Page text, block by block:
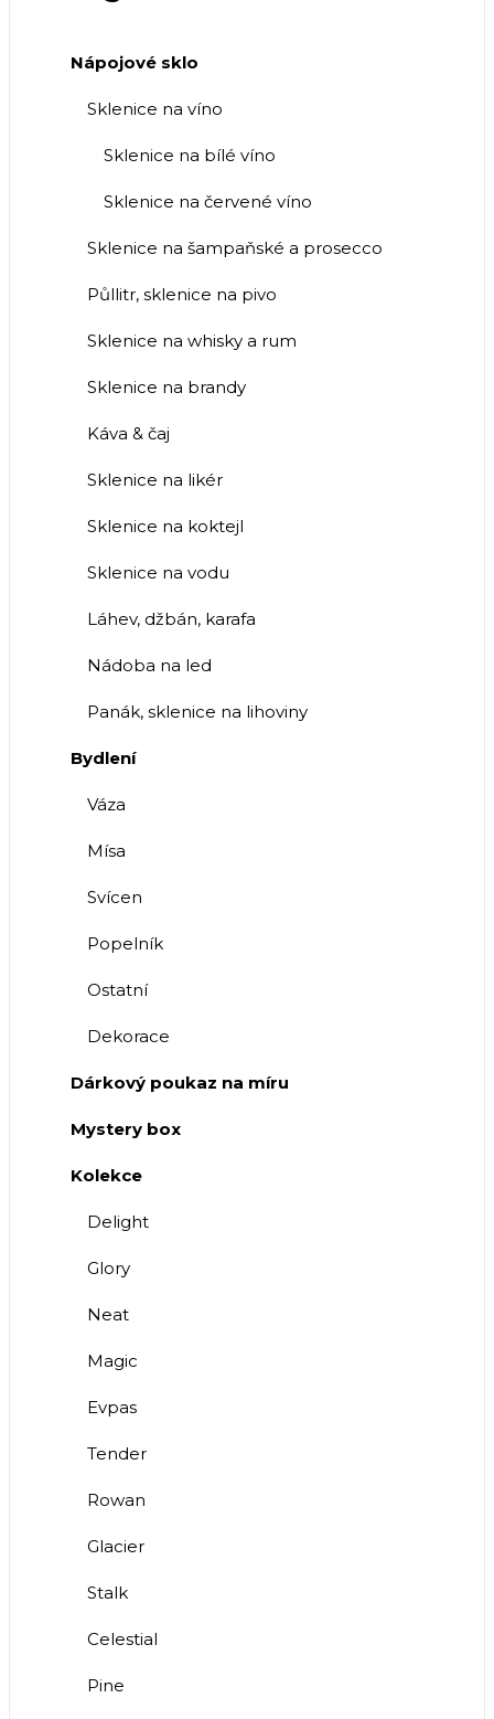
Nápojové sklo
Sklenice na víno
Sklenice na bílé víno
Sklenice na červené víno
Sklenice na šampaňské a prosecco
Půllitr, sklenice na pivo
Sklenice na whisky a rum
Sklenice na brandy
Káva & čaj
Sklenice na likér
Sklenice na koktejl
Sklenice na vodu
Láhev, džbán, karafa
Nádoba na led
Panák, sklenice na lihoviny
Bydlení
Váza
Mísa
Svícen
Popelník
Ostatní
Dekorace
Dárkový poukaz na míru
Mystery box
Kolekce
Delight
Glory
Neat
Magic
Evpas
Tender
Rowan
Glacier
Stalk
Celestial
Pine